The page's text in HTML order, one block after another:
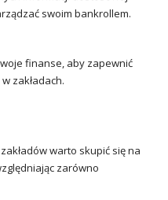
swoim bankrollem.
finanse, aby zapewnić
zakładach.
warto skupić się na
zarówno